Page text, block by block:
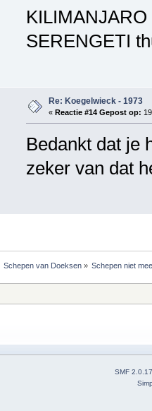
SERENGETI
Re: Koegelwieck - 1973
« Reactie #14 Gepost op:
Bedankt dat je
zeker van dat
Schepen van Doeksen» Schepen niet
SMF 2.0.17